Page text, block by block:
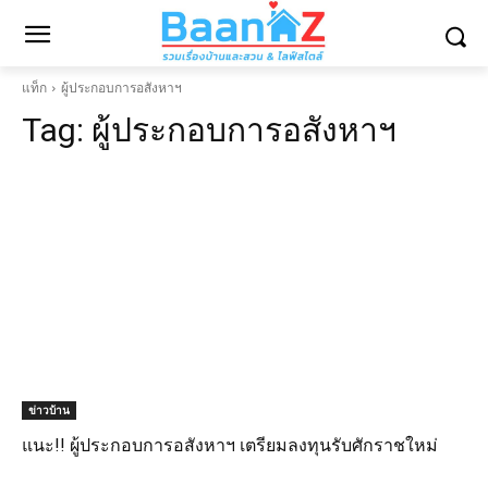
แท็ก ผู้ประกอบการอสังหาฯ
Tag: ผู้ประกอบการอสังหาฯ
ข่าวบ้าน
แนะ!! ผู้ประกอบการอสังหาฯ เตรียมลงทุนรับศักราชใหม่